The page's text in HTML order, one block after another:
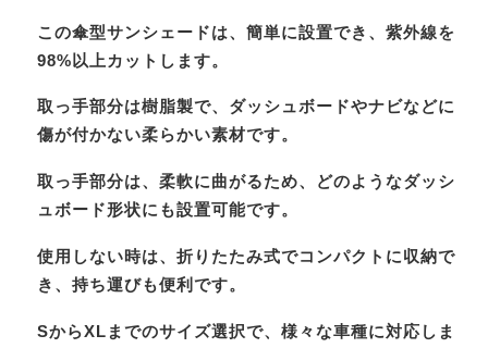
この傘型サンシェードは、簡単に設置でき、紫外線を
98%以上カットします。
取っ手部分は樹脂製で、ダッシュボードやナビなどに
傷が付かない柔らかい素材です。
取っ手部分は、柔軟に曲がるため、どのようなダッシ
ュボード形状にも設置可能です。
使用しない時は、折りたたみ式でコンパクトに収納で
き、持ち運びも便利です。
SからXLまでのサイズ選択で、様々な車種に対応しま